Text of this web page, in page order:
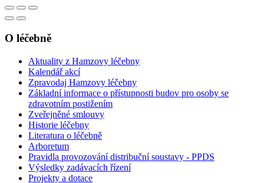
O léčebně
Aktuality z Hamzovy léčebny
Kalendář akcí
Zpravodaj Hamzovy léčebny
Základní informace o přístupnosti budov pro osoby se
zdravotním postižením
Zveřejněné smlouvy
Historie léčebny
Literatura o léčebně
Arboretum
Pravidla provozování distribuční soustavy - PPDS
Výsledky zadávacích řízení
Projekty a dotace